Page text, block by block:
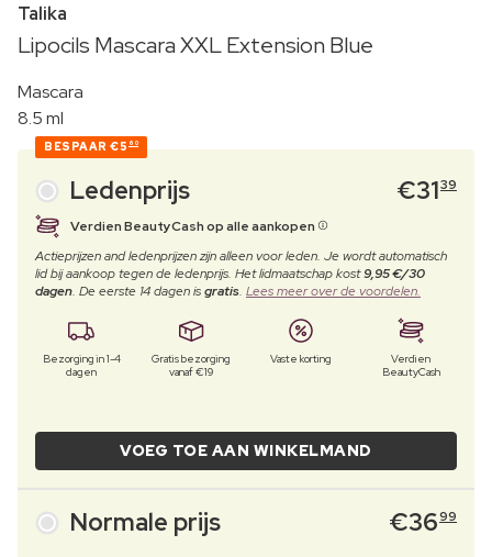
Talika
Lipocils Mascara XXL Extension Blue
Mascara
8.5 ml
BESPAAR €5 60
Ledenprijs €3139
Verdien BeautyCash op alle aankopen
Actieprijzen and ledenprijzen zijn alleen voor leden. Je wordt automatisch
lid bij aankoop tegen de ledenprijs. Het lidmaatschap kost9,95 €/30
dagen. De eerste 14 dagen isgratis. Lees meer over de voordelen.
Bezorging in 1-4
dagen
Gratis bezorging
vanaf €19
Vaste korting
Verdien
BeautyCash
VOEG TOE AAN WINKELMAND
Normale prijs €3699